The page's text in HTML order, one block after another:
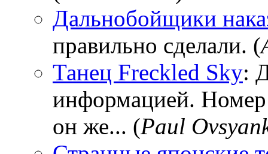
Дальнобойщики
правильно сделали. (
Танец Freckled Sky:
информацией.
он же... (Paul